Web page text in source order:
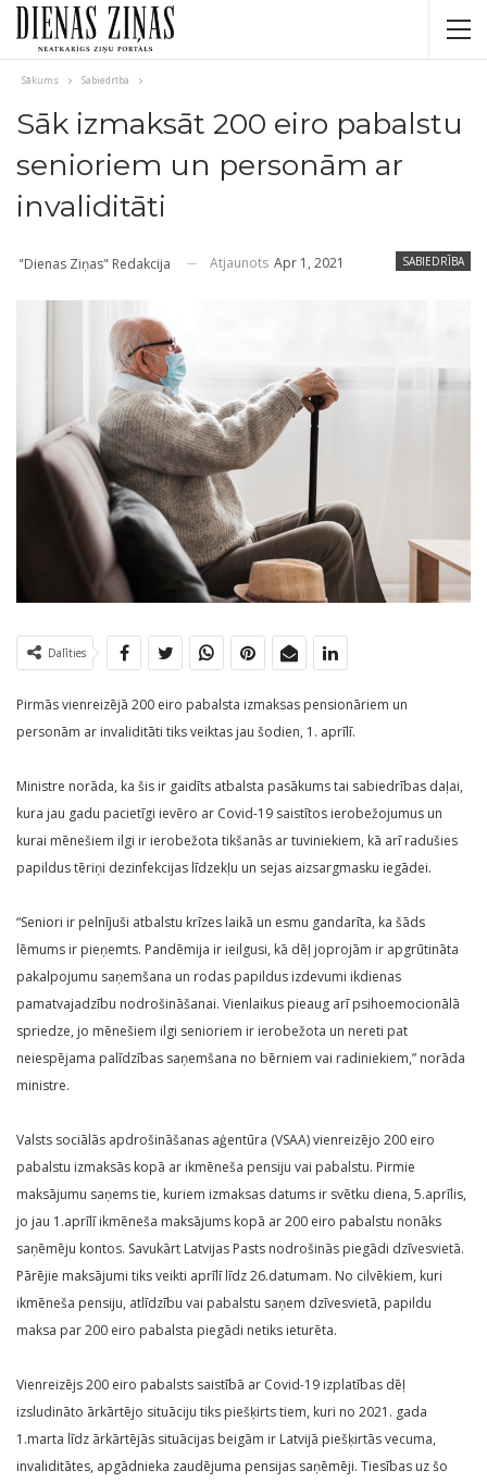
Sākums Sabiedrība
Sāk izmaksāt 200 eiro pabalstu
senioriem un personām ar
invaliditāti
SABIEDRĪBA
"Dienas Ziņas" Redakcija Atjaunots Apr 1, 2021
Dalīties
Pirmās vienreizējā 200 eiro pabalsta izmaksas pensionāriem un
personām ar invaliditāti tiks veiktas jau šodien, 1. aprīlī.
Ministre norāda, ka šis ir gaidīts atbalsta pasākums tai sabiedrības daļai,
kura jau gadu pacietīgi ievēro ar Covid-19 saistītos ierobežojumus un
kurai mēnešiem ilgi ir ierobežota tikšanās ar tuviniekiem, kā arī radušies
papildus tēriņi dezinfekcijas līdzekļu un sejas aizsargmasku iegādei.
“Seniori ir pelnījuši atbalstu krīzes laikā un esmu gandarīta, ka šāds
lēmums ir pieņemts. Pandēmija ir ieilgusi, kā dēļ joprojām ir apgrūtināta
pakalpojumu saņemšana un rodas papildus izdevumi ikdienas
pamatvajadzību nodrošināšanai. Vienlaikus pieaug arī psihoemocionālā
spriedze, jo mēnešiem ilgi senioriem ir ierobežota un nereti pat
neiespējama palīdzības saņemšana no bērniem vai radiniekiem,” norāda
ministre.
Valsts sociālās apdrošināšanas aģentūra (VSAA) vienreizējo 200 eiro
pabalstu izmaksās kopā ar ikmēneša pensiju vai pabalstu. Pirmie
maksājumu saņems tie, kuriem izmaksas datums ir svētku diena, 5.aprīlis,
jo jau 1.aprīlī ikmēneša maksājums kopā ar 200 eiro pabalstu nonāks
saņēmēju kontos. Savukārt Latvijas Pasts nodrošinās piegādi dzīvesvietā.
Pārējie maksājumi tiks veikti aprīlī līdz 26.datumam. No cilvēkiem, kuri
ikmēneša pensiju, atlīdzību vai pabalstu saņem dzīvesvietā, papildu
maksa par 200 eiro pabalsta piegādi netiks ieturēta.
Vienreizējs 200 eiro pabalsts saistībā ar Covid-19 izplatības dēļ
izsludināto ārkārtējo situāciju tiks piešķirts tiem, kuri no 2021. gada
1.marta līdz ārkārtējās situācijas beigām ir Latvijā piešķirtās vecuma,
invaliditātes, apgādnieka zaudējuma pensijas saņēmēji. Tiesības uz šo